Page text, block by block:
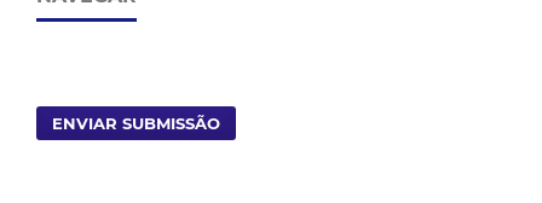
ENVIAR SUBMISSÃO